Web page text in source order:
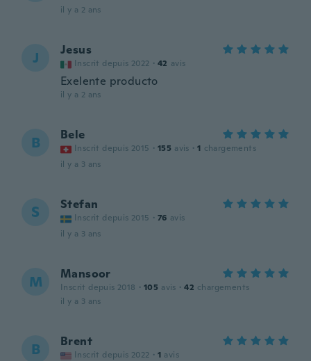
il y a 2 ans
J Jesus
Inscrit depuis 2022 · 42 avis
Exelente producto
il y a 2 ans
B Bele
Inscrit depuis 2015 · 155 avis · 1 chargements
il y a 3 ans
S Stefan
Inscrit depuis 2015 · 76 avis
il y a 3 ans
M Mansoor
Inscrit depuis 2018 · 105 avis · 42 chargements
il y a 3 ans
B Brent
Inscrit depuis 2022 · 1 avis